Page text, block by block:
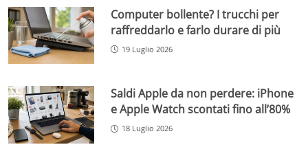
Computer bollente? I trucchi per
raffreddarlo e farlo durare di più
19 Luglio 2026
Saldi Apple da non perdere: iPhone
e Apple Watch scontati fino all’80%
18 Luglio 2026